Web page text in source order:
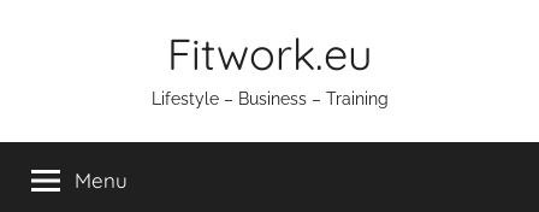
Fitwork.eu
Lifestyle – Business – Training
Menu